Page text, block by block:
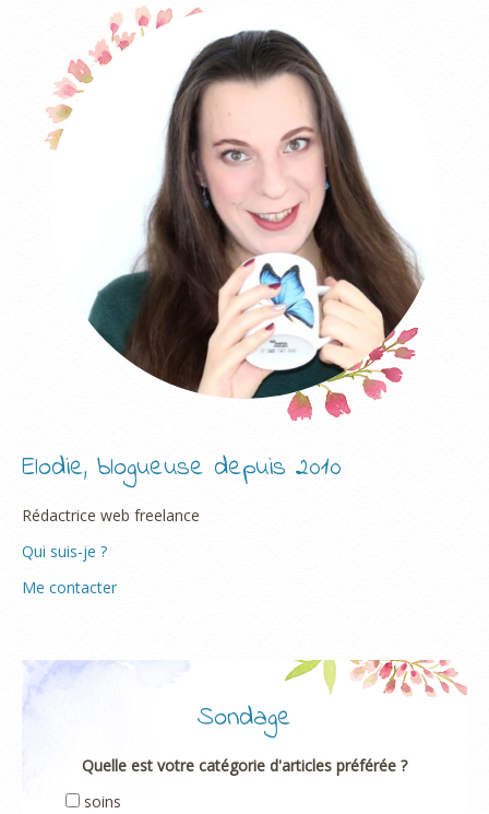
Elodie, blogueuse depuis 2010
Rédactrice web freelance
Qui suis-je ?
Me contacter
Sondage
Quelle est votre catégorie d'articles préférée ?
soins